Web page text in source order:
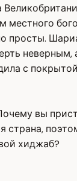
местного
просты.
неверным,
с
вы
страна,
хиджаб?